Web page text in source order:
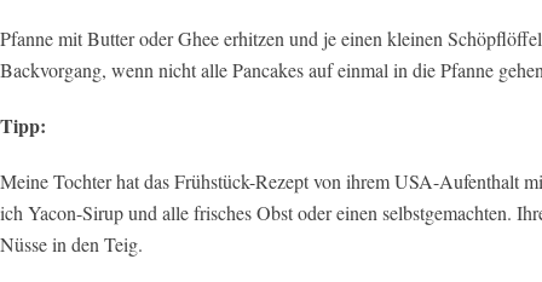
Pfanne mit Butter oder Ghee erhitzen und je einen kleinen
Backvorgang, wenn nicht alle Pancakes auf einmal in die Pfanne
Tipp:
Meine Tochter hat das Frühstück-Rezept von ihrem USA-Aufenthalt
ich Yacon-Sirup und alle frisches Obst oder einen selbstgemachten.
Nüsse in den Teig.